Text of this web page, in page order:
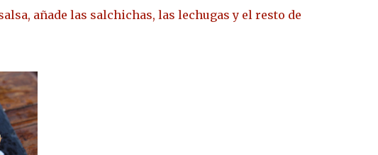
añade las salchichas, las lechugas y el resto de